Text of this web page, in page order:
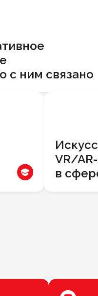
с ним связано
VR/
в